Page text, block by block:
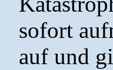
sofort
auf und